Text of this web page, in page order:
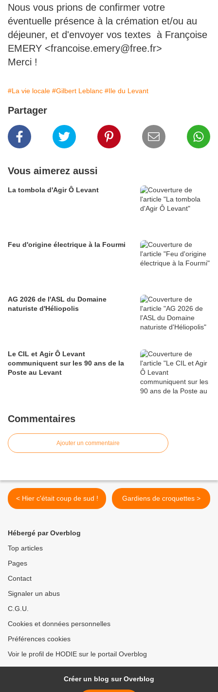
Nous vous prions de confirmer votre
éventuelle présence à la crémation et/ou au
déjeuner, et d'envoyer vos textes à Françoise
EMERY <francoise.emery@free.fr>
Merci !
#La vie locale #Gilbert Leblanc #Ile du Levant
Partager
Vous aimerez aussi
La tombola d'Agir Ô Levant
Feu d'origine électrique à la Fourmi
AG 2026 de l'ASL du Domaine
naturiste d'Héliopolis
Le CIL et Agir Ô Levant
communiquent sur les 90 ans de la
Poste au Levant
Commentaires
Ajouter un commentaire
< Hier c'était coup de sud ! Gardiens de croquettes >
Hébergé par Overblog
Top articles
Pages
Contact
Signaler un abus
C.G.U.
Cookies et données personnelles
Préférences cookies
Voir le profil de HODIE sur le portail Overblog
Créer un blog sur Overblog